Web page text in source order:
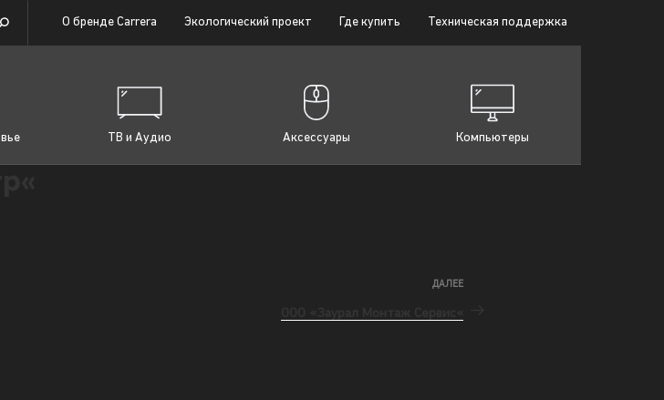
О бренде Carrera Экологический проект Где купить Техническая поддержка
ТВ и Аудио Аксессуары Компьютеры
ДАЛЕЕ